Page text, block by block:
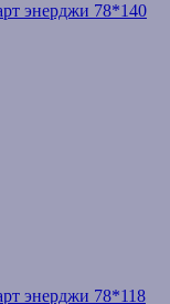
энерджи 78*140
энерджи 78*118